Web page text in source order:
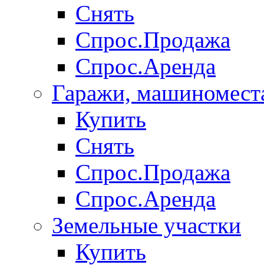
Снять
Спрос.Продажа
Спрос.Аренда
Гаражи,
Купить
Снять
Спрос.Продажа
Спрос.Аренда
Земельные участки
Купить